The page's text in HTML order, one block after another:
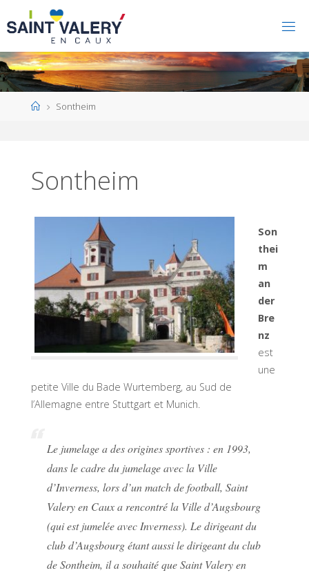
HomeSontheim
Sontheim
Son
thei
m
an
der
Bre
nz
est
une
petite Ville du Bade Wurtemberg, au Sud de
l’Allemagne entre Stuttgart et Munich.
Le jumelage a des origines sportives : en 1993,
dans le cadre du jumelage avec la Ville
d’Inverness, lors d’un match de football, Saint
Valery en Caux a rencontré la Ville d’Augsbourg
(qui est jumelée avec Inverness). Le dirigeant du
club d’Augsbourg étant aussi le dirigeant du club
de Sontheim, il a souhaité que Saint Valery en